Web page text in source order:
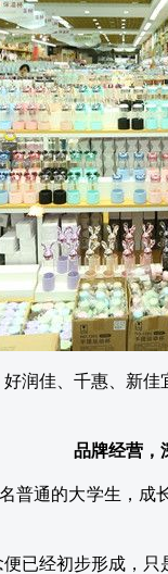
润佳、千惠、新
品牌经营，
普通的大学生，
已经初步形成，